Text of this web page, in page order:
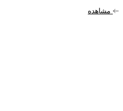
مشاهده